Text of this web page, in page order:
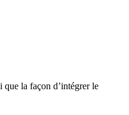
la façon d’intégrer le